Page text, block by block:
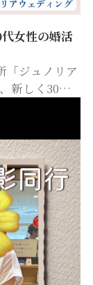
女性の婚活
「ジュノリア
新しく30代